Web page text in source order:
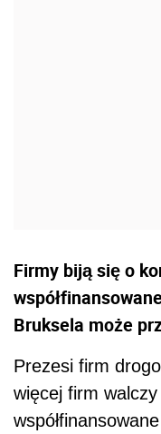
Firmy biją się o
Bruksela może
Prezesi firm
więcej firm